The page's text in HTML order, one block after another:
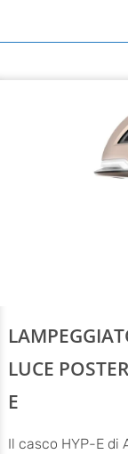
LUCE
E
Il casco HYP-E di